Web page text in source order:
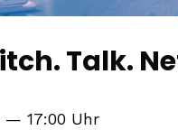
Talk.
— 17:00 Uhr